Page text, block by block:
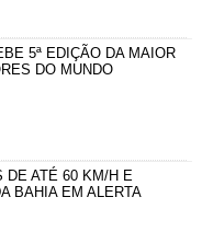
5ª EDIÇÃO DA MAIOR
DO MUNDO
DE ATÉ 60 KM/H E
BAHIA EM ALERTA